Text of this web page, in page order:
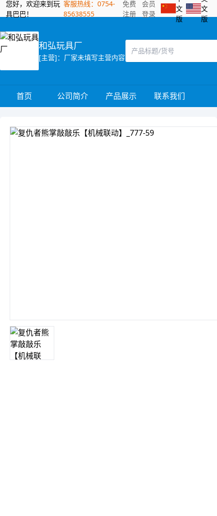
您好，欢迎来到玩
具巴巴！
客服热线：0754-
85638555
免费
注册
会员
登录
文
版
文
版
和弘玩具厂
[主营]：厂家未填写主营内容
首页 公司简介 产品展示 联系我们